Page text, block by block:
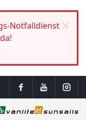
Notfalldienst